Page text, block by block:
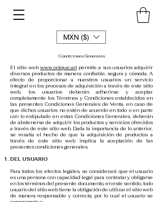
MXN ($)
Condiciones Generales
El sitio web www.onique.artpermite a sus usuarios adquirir
diversos productos de manera confiable, segura y cómoda. A
efecto de proporcionar a nuestros usuarios un servicio
integral en los procesos de adquisición a través de este sitio
web, los usuarios deberán adherirse y aceptar
completamente los Términos y Condiciones establecidos en
las presentes Condiciones Generales de Venta, en caso de
que dichos usuarios no estén de acuerdo en todo o en parte
con lo estipulado en estas Condiciones Generales, deberán
de abstenerse de adquirir los productos y servicios ofrecidos
a través de este sitio web. Dada la importancia de lo anterior,
se resalta el hecho de que la adquisición de productos a
través de este sitio web implica la aceptación de las
presentes condiciones generales.
DEL USUARIO
Para todos los efectos legales, se considerará que el usuario
es una persona con capacidad legal para contratar y obligarse
en los términos del presente documento, en este sentido, todo
usuario del sitio web tiene la obligación de utilizar el sitio web
de manera responsable y correcta, por lo cual el usuario se